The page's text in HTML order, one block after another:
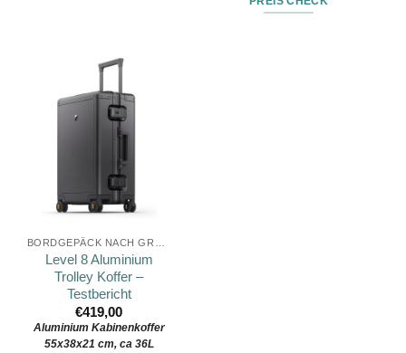
Level 8 Aluminium
Trolley Koffer –
Testbericht
€419,00
Aluminium Kabinenkoffer
55x38x21 cm, ca 36L